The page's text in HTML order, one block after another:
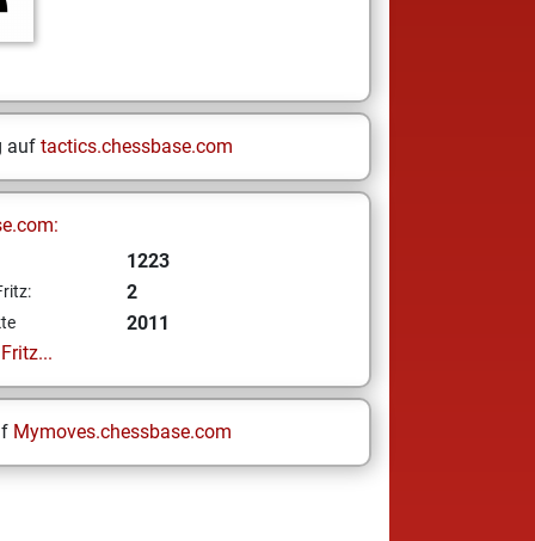
auf tactics.chessbase.com
1223
2
2011
Mymoves.chessbase.com